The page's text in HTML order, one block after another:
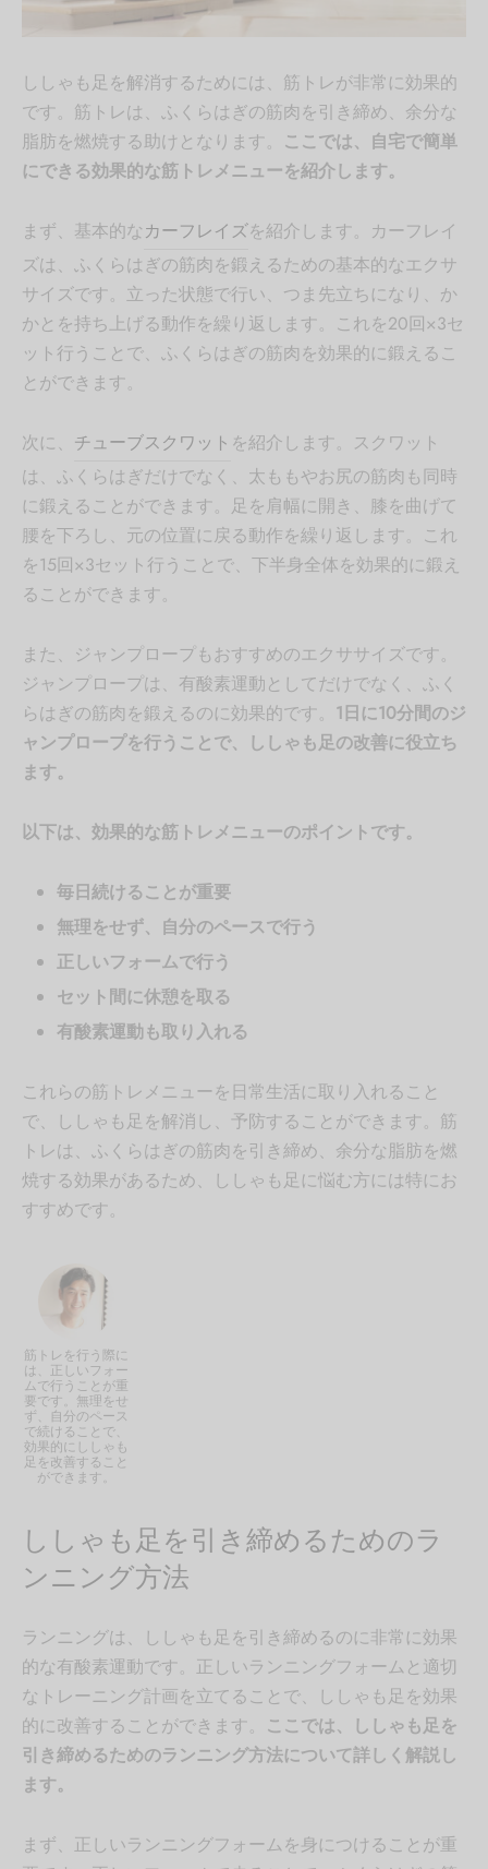
ししゃも足を解消するためには、筋トレが非常に効果的
です。筋トレは、ふくらはぎの筋肉を引き締め、余分な
脂肪を燃焼する助けとなります。 ここでは、自宅で簡単
にできる効果的な筋トレメニューを紹介します。
まず、基本的なカーフレイズを紹介します。カーフレイ
ズは、ふくらはぎの筋肉を鍛えるための基本的なエクサ
サイズです。立った状態で行い、つま先立ちになり、か
かとを持ち上げる動作を繰り返します。これを20回×3セ
ット行うことで、ふくらはぎの筋肉を効果的に鍛えるこ
とができます。
次に、 チューブスクワット を紹介します。スクワット
は、ふくらはぎだけでなく、太ももやお尻の筋肉も同時
に鍛えることができます。足を肩幅に開き、膝を曲げて
腰を下ろし、元の位置に戻る動作を繰り返します。これ
を15回×3セット行うことで、下半身全体を効果的に鍛え
ることができます。
また、ジャンプロープもおすすめのエクササイズです。
ジャンプロープは、有酸素運動としてだけでなく、ふく
らはぎの筋肉を鍛えるのに効果的です。 1日に10分間のジ
ャンプロープを行うことで、ししゃも足の改善に役立ち
ます。
以下は、効果的な筋トレメニューのポイントです。
毎日続けることが重要
無理をせず、自分のペースで行う
正しいフォームで行う
セット間に休憩を取る
有酸素運動も取り入れる
これらの筋トレメニューを日常生活に取り入れること
で、ししゃも足を解消し、予防することができます。筋
トレは、ふくらはぎの筋肉を引き締め、余分な脂肪を燃
焼する効果があるため、ししゃも足に悩む方には特にお
すすめです。
筋トレを行う際に
は、正しいフォー
ムで行うことが重
要です。無理をせ
ず、自分のペース
で続けることで、
効果的にししゃも
足を改善すること
ができます。
ししゃも足を引き締めるためのラ
ンニング方法
ランニングは、ししゃも足を引き締めるのに非常に効果
的な有酸素運動です。正しいランニングフォームと適切
なトレーニング計画を立てることで、ししゃも足を効果
的に改善することができます。 ここでは、ししゃも足を
引き締めるためのランニング方法について詳しく解説し
ます。
まず、正しいランニングフォームを身につけることが重